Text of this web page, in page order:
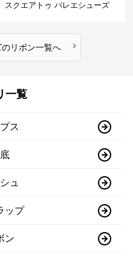
スクエアトゥ バレエシューズ
のリボン一覧へ ›
一覧
ス
ュ
ップ
ン